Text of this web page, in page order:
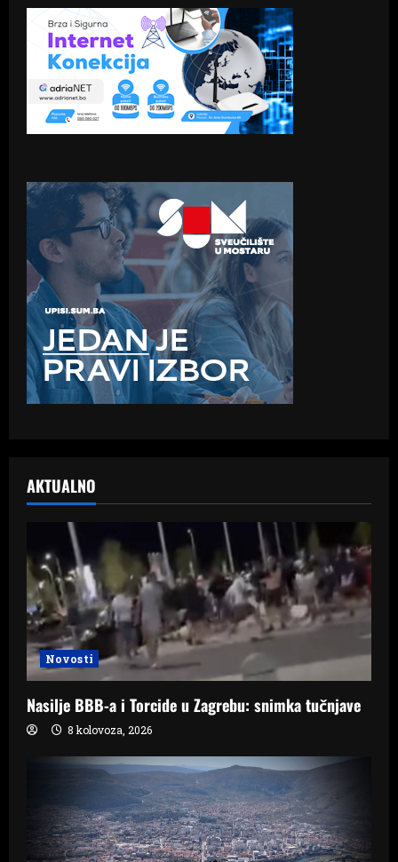
AKTUALNO
Novosti
Nasilje BBB-a i Torcide u Zagrebu: snimka tučnjave
8 kolovoza, 2026